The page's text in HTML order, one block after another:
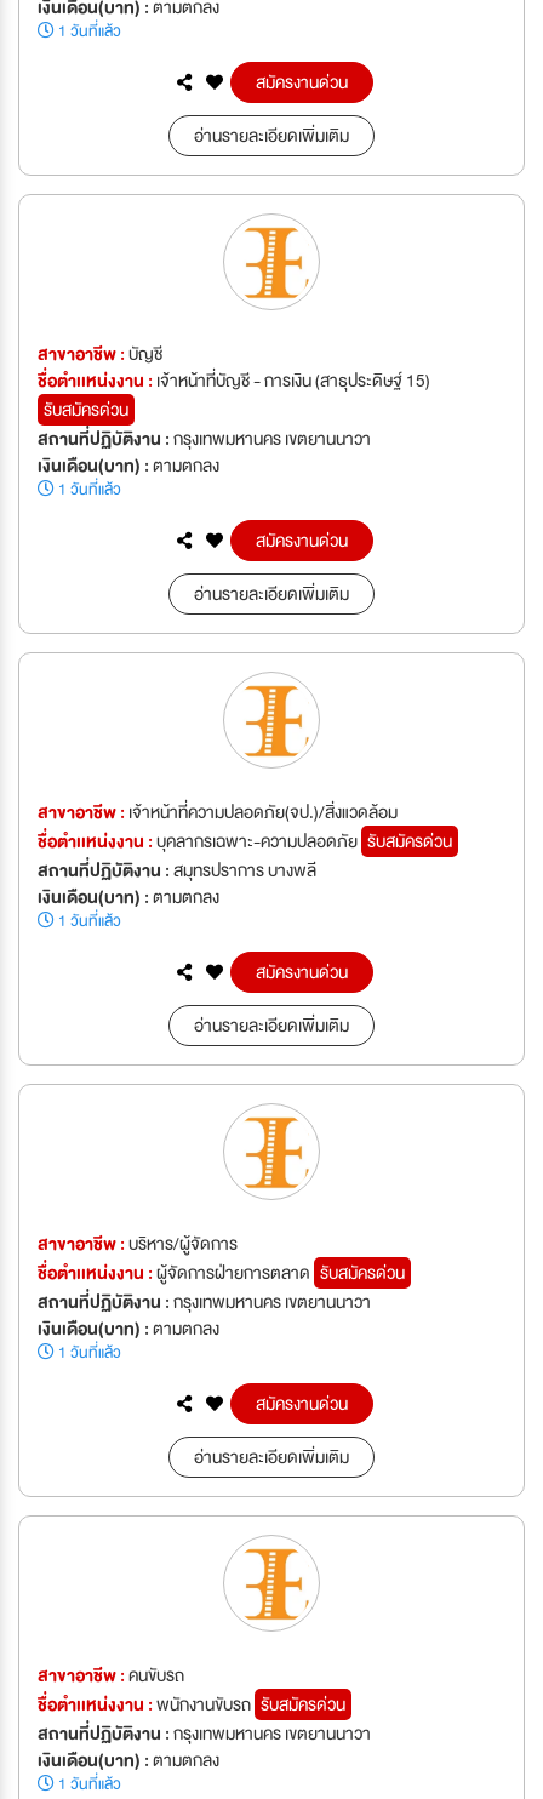
เงินเดือน(บาท) :ตามตกลง
1 วันที่แล้ว
สมัครงานด่วน
อ่านรายละเอียดเพิ่มเติม
สาขาอาชีพ :บัญชี
ชื่อตำเเหน่งงาน : เจ้าหน้าที่บัญชี - การเงิน (สาธุประดิษฐ์ 15)
รับสมัครด่วน
สถานที่ปฏิบัติงาน :กรุงเทพมหานคร เขตยานนาวา
เงินเดือน(บาท) :ตามตกลง
1 วันที่แล้ว
สมัครงานด่วน
อ่านรายละเอียดเพิ่มเติม
สาขาอาชีพ : เจ้าหน้าที่ความปลอดภัย(จป.)/สิ่งแวดล้อม
ชื่อตำเเหน่งงาน :บุคลากรเฉพาะ-ความปลอดภัย รับสมัครด่วน
สถานที่ปฏิบัติงาน :สมุทรปราการ บางพลี
เงินเดือน(บาท) :ตามตกลง
1 วันที่แล้ว
สมัครงานด่วน
อ่านรายละเอียดเพิ่มเติม
สาขาอาชีพ :บริหาร/ผู้จัดการ
ชื่อตำเเหน่งงาน :ผู้จัดการฝ่ายการตลาด รับสมัครด่วน
สถานที่ปฏิบัติงาน :กรุงเทพมหานคร เขตยานนาวา
เงินเดือน(บาท) :ตามตกลง
1 วันที่แล้ว
สมัครงานด่วน
อ่านรายละเอียดเพิ่มเติม
สาขาอาชีพ :คนขับรถ
ชื่อตำเเหน่งงาน :พนักงานขับรถ รับสมัครด่วน
สถานที่ปฏิบัติงาน :กรุงเทพมหานคร เขตยานนาวา
เงินเดือน(บาท) :ตามตกลง
1 วันที่แล้ว